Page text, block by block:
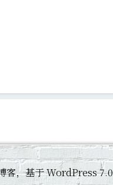
，基于 WordPress